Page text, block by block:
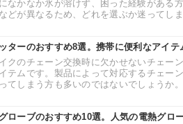
なかなか氷が溶けず、困った経験がある
どが異なるため、どれを選ぶか迷ってし
ターのおすすめ8選。携帯に便利なアイテ
クのチェーン交換時に欠かせないチェー
テムです。製品によって対応するチェー
てしまう方も多いのではないでしょうか
ローブのおすすめ10選。人気の電熱グロ